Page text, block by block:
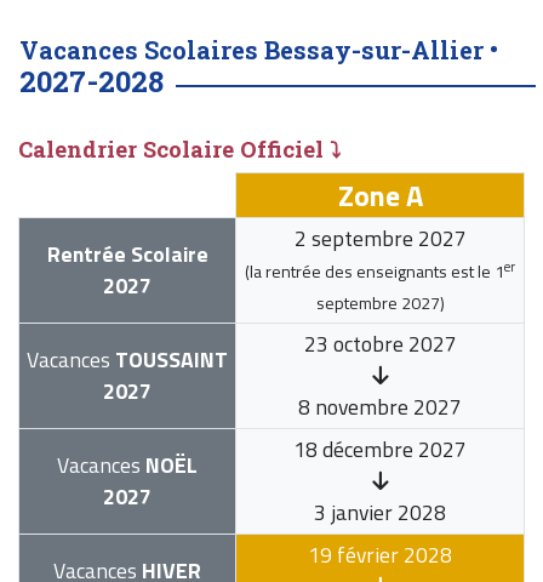
Vacances Scolaires Bessay-sur-Allier •
2027-2028
Calendrier Scolaire Officiel ⤵
Zone A
Rentrée Scolaire
2027
2 septembre 2027
(la rentrée des enseignants est le 1er
septembre 2027)
Vacances TOUSSAINT
2027
23 octobre 2027
8 novembre 2027
Vacances NOËL
2027
18 décembre 2027
3 janvier 2028
Vacances HIVER
19 février 2028